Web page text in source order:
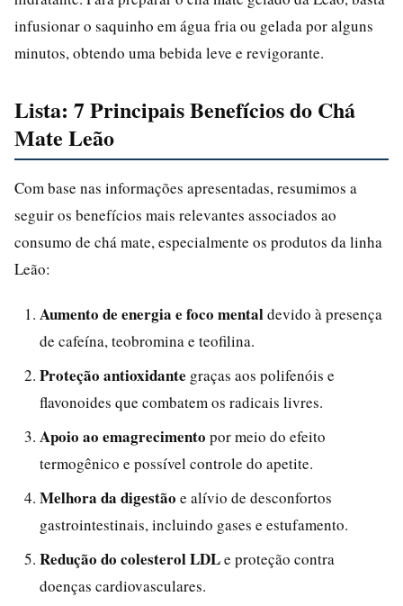
infusionar o saquinho em água fria ou gelada por alguns
minutos, obtendo uma bebida leve e revigorante.
Lista: 7 Principais Benefícios do Chá
Mate Leão
Com base nas informações apresentadas, resumimos a
seguir os benefícios mais relevantes associados ao
consumo de chá mate, especialmente os produtos da linha
Leão:
Aumento de energia e foco mentaldevido à presença
de cafeína, teobromina e teofilina.
Proteção antioxidante graças aos polifenóis e
flavonoides que combatem os radicais livres.
Apoio ao emagrecimento por meio do efeito
termogênico e possível controle do apetite.
Melhora da digestão e alívio de desconfortos
gastrointestinais, incluindo gases e estufamento.
Redução do colesterol LDLe proteção contra
doenças cardiovasculares.